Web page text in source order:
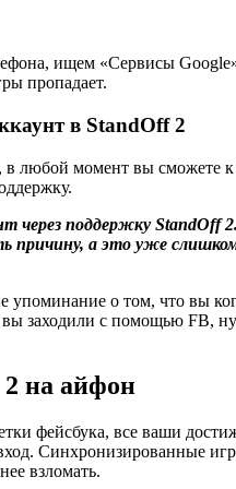
ищем «Сервисы
пропадает.
в StandOff 2
любой момент вы сможете
поддержку StandOff
причину, а это уже
о том, что вы
заходили с помощью FB,
2 на айфон
фейсбука, все ваши
Синхронизированные
взломать.